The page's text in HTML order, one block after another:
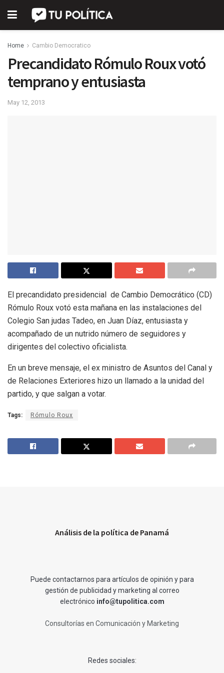
Home Cambio Democratico
Precandidato Rómulo Roux votó
temprano y entusiasta
May 12, 2013
El precandidato presidencial de Cambio Democrático (CD)
Rómulo Roux votó esta mañana en las instalaciones del
Colegio San judas Tadeo, en Juan Díaz, entusiasta y
acompañado de un nutrido número de seguidores y
dirigentes del colectivo oficialista.
En un breve mensaje, el ex ministro de Asuntos del Canal y
de Relaciones Exteriores hizo un llamado a la unidad del
partido, y que salgan a votar.
Tags: Rómulo Roux
Análisis de la política de Panamá
Puede contactarnos para artículos de opinión y para
gestión de publicidad y marketing al correo
electrónico info@tupolitica.com
Consultorías en Comunicación y Marketing
Redes sociales: